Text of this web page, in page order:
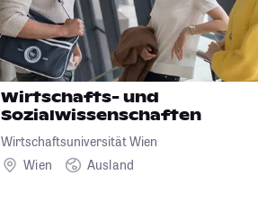
Wirtschafts- und
Sozialwissenschaften
Wirtschaftsuniversität Wien
Wien
Ausland